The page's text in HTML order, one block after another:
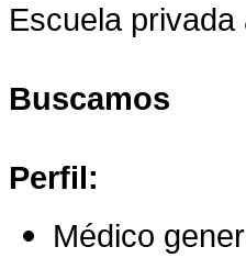
Escuela
Buscamos
Perfil:
Médico